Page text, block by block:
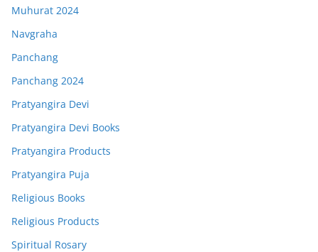
Muhurat 2024
Navgraha
Panchang
Panchang 2024
Pratyangira Devi
Pratyangira Devi Books
Pratyangira Products
Pratyangira Puja
Religious Books
Religious Products
Spiritual Rosary